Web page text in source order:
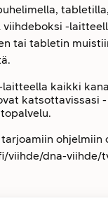
viihdeboksi -
tai tabletin
laitteella kaikki
katsottavissasi
ohjelmiin
viihde/dna-viihde/